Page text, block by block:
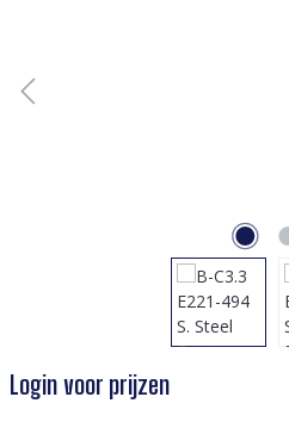
Login voor prijzen